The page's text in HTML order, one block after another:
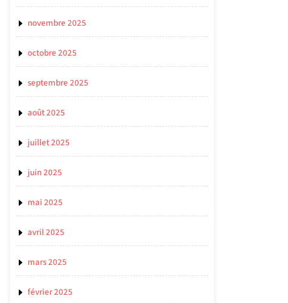
novembre 2025
octobre 2025
septembre 2025
août 2025
juillet 2025
juin 2025
mai 2025
avril 2025
mars 2025
février 2025